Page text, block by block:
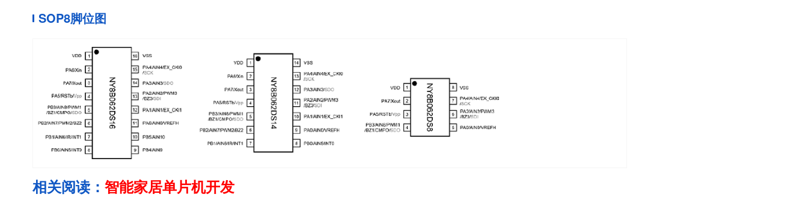
SOP8脚位图
相关阅读：智能家居单片机开发